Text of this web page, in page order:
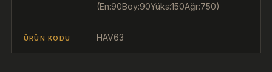
(En:90Boy:90Yüks:150Ağr:750)
ÜRÜN KODU HAV63